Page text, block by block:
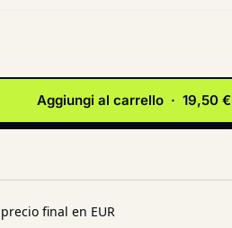
Aggiungi al carrello · 19,50 €
final en EUR